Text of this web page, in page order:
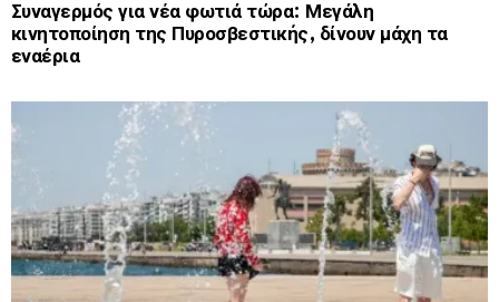
Συναγερμός για νέα φωτιά τώρα: Μεγάλη
κινητοποίηση της Πυροσβεστικής, δίνουν μάχη τα
εναέρια